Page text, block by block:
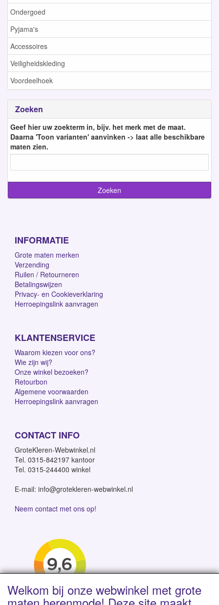
Ondergoed
Pyjama's
Accessoires
Veiligheidskleding
Voordeelhoek
Zoeken
Geef hier uw zoekterm in, bijv. het merk met de maat.
Daarna 'Toon varianten' aanvinken -> laat alle beschikbare
maten zien.
INFORMATIE
Grote maten merken
Verzending
Ruilen / Retourneren
Betalingswijzen
Privacy- en Cookieverklaring
Herroepingslink aanvragen
KLANTENSERVICE
Waarom kiezen voor ons?
Wie zijn wij?
Onze winkel bezoeken?
Retourbon
Algemene voorwaarden
Herroepingslink aanvragen
CONTACT INFO
GroteKleren-Webwinkel.nl
Tel. 0315-842197 kantoor
Tel. 0315-244400 winkel
E-mail: info@grotekleren-webwinkel.nl
Neem contact met ons op!
Welkom bij onze webwinkel met grote